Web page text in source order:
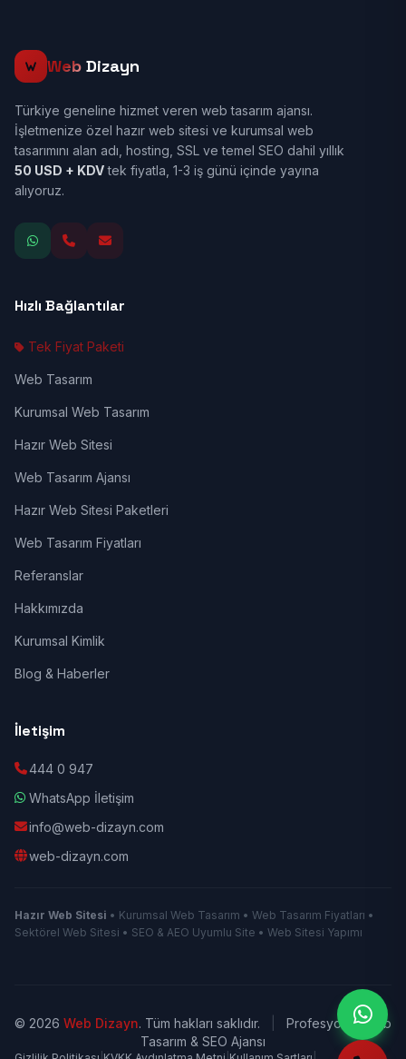
Web Dizayn
Türkiye geneline hizmet veren web tasarım ajansı.
İşletmenize özel hazır web sitesi ve kurumsal web
tasarımını alan adı, hosting, SSL ve temel SEO dahil yıllık
50 USD + KDVtek fiyatla, 1-3 iş günü içinde yayına
alıyoruz.
Hızlı Bağlantılar
Tek Fiyat Paketi
Web Tasarım
Kurumsal Web Tasarım
Hazır Web Sitesi
Web Tasarım Ajansı
Hazır Web Sitesi Paketleri
Web Tasarım Fiyatları
Referanslar
Hakkımızda
Kurumsal Kimlik
Blog & Haberler
İletişim
444 0 947
WhatsApp İletişim
info@web-dizayn.com
web-dizayn.com
Hazır Web Sitesi • Kurumsal Web Tasarım • Web Tasarım Fiyatları •
Sektörel Web Sitesi • SEO & AEO Uyumlu Site • Web Sitesi Yapımı
© 2026 Web Dizayn. Tüm hakları saklıdır.
Profesyonel Web
Tasarım & SEO Ajansı